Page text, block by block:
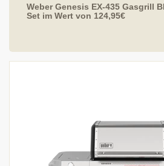
Weber Genesis EX-435 Gasgrill
Set im Wert von 124,95€